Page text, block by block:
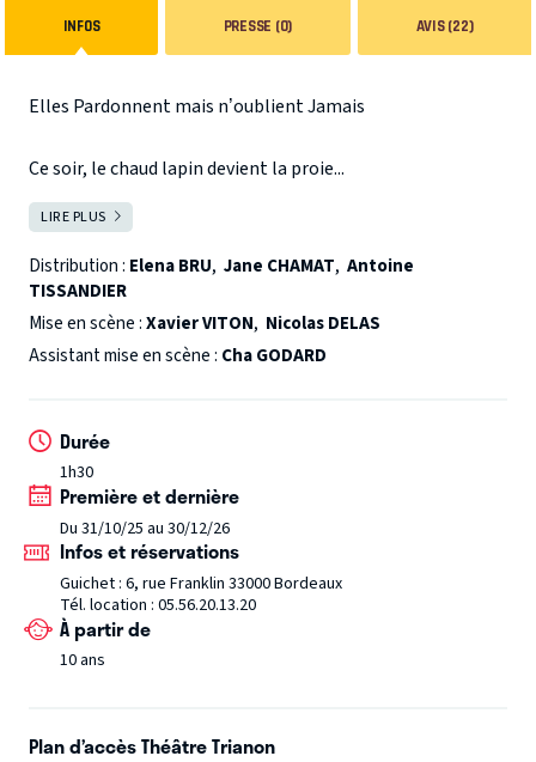
INFOS PRESSE (0) AVIS (22)
Elles Pardonnent mais n’oublient Jamais
Ce soir, le chaud lapin devient la proie...
C'est bien connu : les hommes ne mentent pas, c'est la
vérité qui se trompe.
Une seule règle entre Jeff et Sophie : ne plus se mentir !
Mais on ne devrait jamais promettre quelque chose qu'on
n'est pas capable de tenir...
Pendant 70 minutes : l'amour, le sexe, la jalousie, les
sauvage !
Et vous ? Seriez-vous capable de pardonner ?
Le Saviez-vous ?
Par les auteurs de "Jamais le deuxième soir"
Distribution
LIRE PLUS
Distribution : Elena BRU, Jane CHAMAT, Antoine
TISSANDIER
Mise en scène :Xavier VITON, Nicolas DELAS
Assistant mise en scène : Cha GODARD
Durée
1h30
Première et dernière
Du 31/10/25 au 30/12/26
Infos et réservations
Guichet : 6, rue Franklin 33000 Bordeaux
Tél. location : 05.56.20.13.20
À partir de
10 ans
Plan d’accès Théâtre Trianon